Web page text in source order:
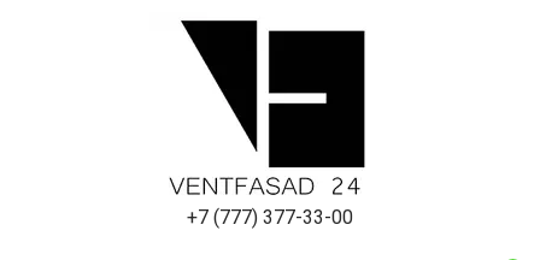
+7 (777) 377-33-00